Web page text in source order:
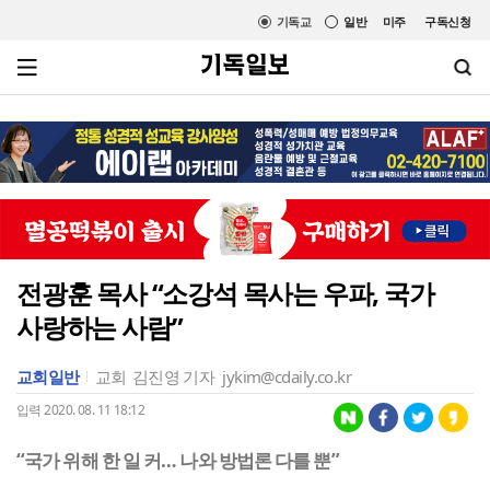
미주 구독신청
일반
기독교
전광훈 목사 “소강석 목사는 우파, 국가
사랑하는 사람”
교회일반 교회 김진영 기자 jykim@cdaily.co.kr
입력 2020. 08. 11 18:12
“국가 위해 한 일 커… 나와 방법론 다를 뿐”